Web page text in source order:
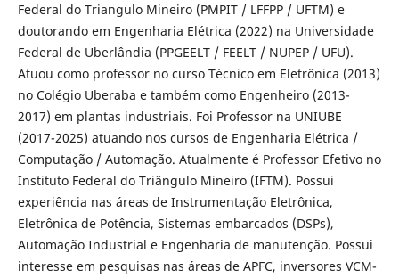
Federal do Triangulo Mineiro (PMPIT / LFFPP / UFTM) e
doutorando em Engenharia Elétrica (2022) na Universidade
Federal de Uberlândia (PPGEELT / FEELT / NUPEP / UFU).
Atuou como professor no curso Técnico em Eletrônica (2013)
no Colégio Uberaba e também como Engenheiro (2013-
2017) em plantas industriais. Foi Professor na UNIUBE
(2017-2025) atuando nos cursos de Engenharia Elétrica /
Computação / Automação. Atualmente é Professor Efetivo no
Instituto Federal do Triângulo Mineiro (IFTM). Possui
experiência nas áreas de Instrumentação Eletrônica,
Eletrônica de Potência, Sistemas embarcados (DSPs),
Automação Industrial e Engenharia de manutenção. Possui
interesse em pesquisas nas áreas de APFC, inversores VCM-